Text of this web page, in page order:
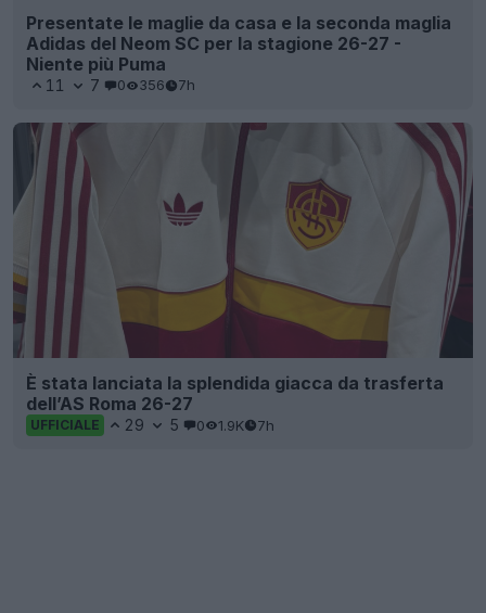
Presentate le maglie da casa e la seconda maglia
Adidas del Neom SC per la stagione 26-27 -
Niente più Puma
11 7 0 356 7h
È stata lanciata la splendida giacca da trasferta
dell’AS Roma 26-27
UFFICIALE 29 5 0 1.9K 7h